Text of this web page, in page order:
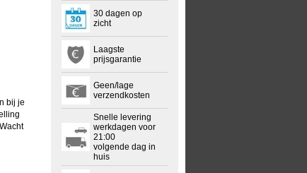
bij je
30 dagen op
zicht
Laagste
prijsgarantie
Geen/lage
verzendkosten
Snelle levering
werkdagen voor
21:00
volgende dag in
huis